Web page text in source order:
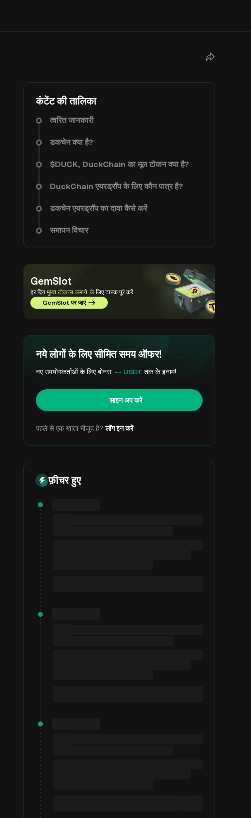
कंटेंट की तालिका
त्वरित जानकारी
डकचेन क्या है?
$DUCK, DuckChain का मूल टोकन क्या है?
DuckChain एयरड्रॉप के लिए कौन पात्र है?
डकचेन एयरड्रॉप का दावा कैसे करें
समापन विचार
GemSlot
हर दिन मुफ़्त टोकन्स कमाने के लिए टास्क पूरे करें
GemSlot पर जाएं
नये लोगों के लिए सीमित समय ऑफर!
नए उपयोगकर्ताओं के लिए बोनस: -- USDT तक के इनाम!
साइन अप करें
पहले से एक खाता मौजूद है? लॉग इन करें
फ़ीचर हुए